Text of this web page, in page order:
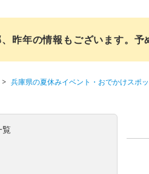
昨年の情報もございます。予
兵庫県の夏休みイベント・おでかけスポッ
覧